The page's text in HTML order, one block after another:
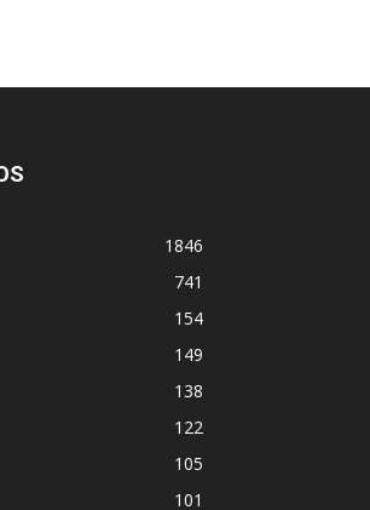
1846
741
154
149
138
122
105
101